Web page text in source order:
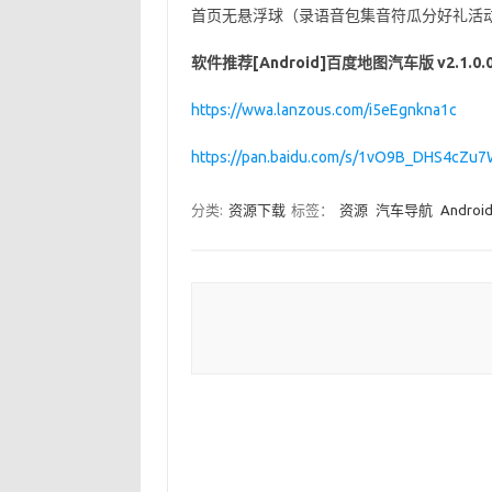
首页无悬浮球（录语音包集音符瓜分好礼活
软件推荐[Android]百度地图汽车版
https://wwa.lanzous.com/i5eEgnkna1c
https://pan.baidu.com/s/
分类: 资源下载 标签： 资源 汽车导航